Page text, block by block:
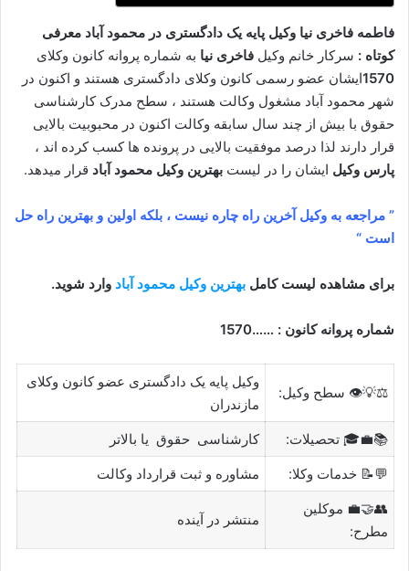
فاطمه فاخری نیا وکیل پایه یک دادگستری در محمود آباد معرفی
کوتاه : سرکار خانم وکیل فاخری نیا به شماره پروانه کانون وکلای
1570ایشان عضو رسمی کانون وکلای دادگستری هستند و اکنون در
شهر محمود آباد مشغول وکالت هستند ، سطح مدرک کارشناسی
حقوق با بیش از چند سال سابقه وکالت اکنون در محبوبیت بالایی
قرار دارند لذا درصد موفقیت بالایی در پرونده ها کسب کرده اند ،
پارس وکیل ایشان را در لیست بهترین وکیل محمود آباد قرار میدهد.
” مراجعه به وکیل آخرین راه چاره نیست ، بلکه اولین و بهترین راه حل
است “
برای مشاهده لیست کامل بهترین وکیل محمود آباد وارد شوید.
شماره پروانه کانون : ……1570
⚖️💡👁️ سطح وکیل:
وکیل پایه یک دادگستری عضو کانون وکلای
مازندران
📚💼🎓 تحصیلات:
کارشناسی حقوق یا بالاتر
💬📝 خدمات وکلا:
مشاوره و ثبت قرارداد وکالت
👥🤝💼 موکلین
مطرح:
منتشر در آینده